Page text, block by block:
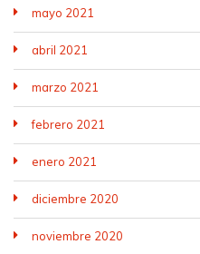
mayo 2021
abril 2021
marzo 2021
febrero 2021
enero 2021
diciembre 2020
noviembre 2020